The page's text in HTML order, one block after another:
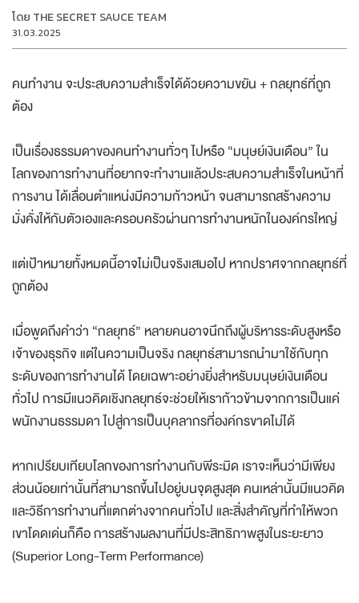
โดย THE SECRET SAUCE TEAM
31.03.2025
คนทำงาน จะประสบความสำเร็จได้ด้วยความขยัน + กลยุทธ์ที่ถูก
ต้อง
เป็นเรื่องธรรมดาของคนทำงานทั่วๆ ไปหรือ “มนุษย์เงินเดือน” ใน
โลกของการทำงานที่อยากจะทำงานแล้วประสบความสำเร็จในหน้าที่
การงาน ได้เลื่อนตำแหน่งมีความก้าวหน้า จนสามารถสร้างความ
มั่งคั่งให้กับตัวเองและครอบครัวผ่านการทำงานหนักในองค์กรใหญ่
แต่เป้าหมายทั้งหมดนี้อาจไม่เป็นจริงเสมอไป หากปราศจากกลยุทธ์ที่
ถูกต้อง
เมื่อพูดถึงคำว่า “กลยุทธ์” หลายคนอาจนึกถึงผู้บริหารระดับสูงหรือ
เจ้าของธุรกิจ แต่ในความเป็นจริง กลยุทธ์สามารถนำมาใช้กับทุก
ระดับของการทำงานได้ โดยเฉพาะอย่างยิ่งสำหรับมนุษย์เงินเดือน
ทั่วไป การมีแนวคิดเชิงกลยุทธ์จะช่วยให้เราก้าวข้ามจากการเป็นแค่
พนักงานธรรมดา ไปสู่การเป็นบุคลากรที่องค์กรขาดไม่ได้
หากเปรียบเทียบโลกของการทำงานกับพีระมิด เราจะเห็นว่ามีเพียง
ส่วนน้อยเท่านั้นที่สามารถขึ้นไปอยู่บนจุดสูงสุด คนเหล่านั้นมีแนวคิด
และวิธีการทำงานที่แตกต่างจากคนทั่วไป และสิ่งสำคัญที่ทำให้พวก
เขาโดดเด่นก็คือ การสร้างผลงานที่มีประสิทธิภาพสูงในระยะยาว
(Superior Long-Term Performance)